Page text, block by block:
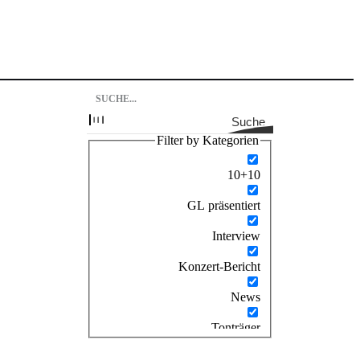
Suche
Filter by Kategorien
10+10
GL präsentiert
Interview
Konzert-Bericht
News
Tonträger